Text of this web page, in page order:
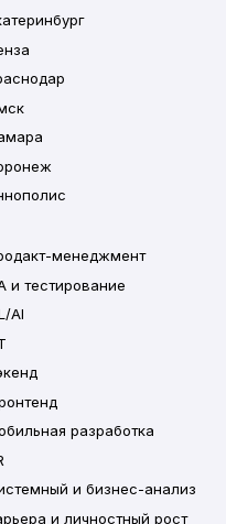
менеджмент
и тестирование
AI
разработка
и бизнес-анализ
и личностный рост